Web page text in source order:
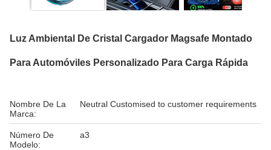
Luz Ambiental De Cristal Cargador Magsafe Montado
Para Automóviles Personalizado Para Carga Rápida
Nombre De La
Marca:
Neutral Customised to customer requirements
Número De
Modelo:
a3